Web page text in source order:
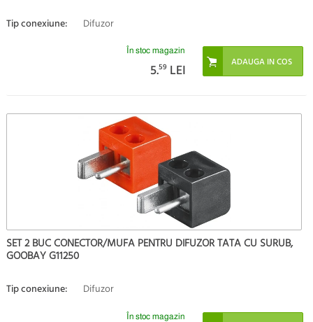
Tip conexiune: Difuzor
În stoc magazin
5.59 LEI
SET 2 BUC CONECTOR/MUFA PENTRU DIFUZOR TATA CU SURUB,
GOOBAY G11250
Tip conexiune: Difuzor
În stoc magazin